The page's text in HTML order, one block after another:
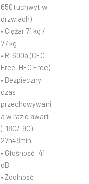
650 (uchwyt w
drzwiach)
• Ciężar 71 kg /
77 kg
• R-600a (CFC
Free, HFC Free)
• Bezpieczny
czas
przechowywani
a w razie awarii
(-18C/-9C):
27h48min
• Głośność: 41
dB
• Zdolność